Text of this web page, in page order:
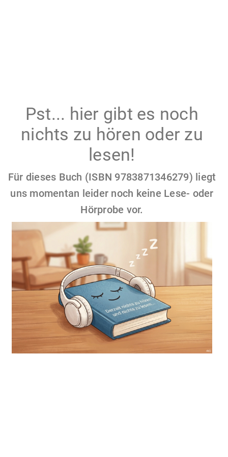
Pst... hier gibt es noch
nichts zu hören oder zu
lesen!
Für dieses Buch (ISBN 9783871346279) liegt
uns momentan leider noch keine Lese- oder
Hörprobe vor.